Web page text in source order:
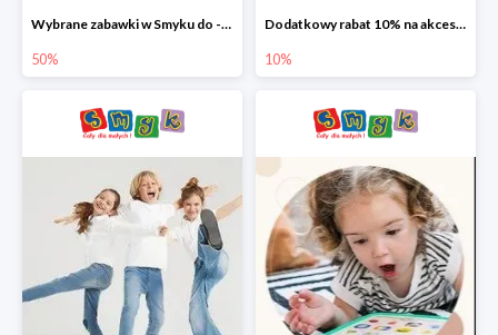
Wybrane zabawki w Smyku do -50%
50%
Dodatkowy rabat 10% na akcesoria dziecięce
10%